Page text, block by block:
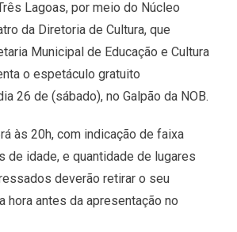
Lagoas, por meio do Núcleo
da Diretoria de Cultura, que
Municipal de Educação e Cultura
o espetáculo gratuito
26 de (sábado), no Galpão da NOB.
às 20h, com indicação de faixa
de idade, e quantidade de lugares
deverão retirar o seu
hora antes da apresentação no